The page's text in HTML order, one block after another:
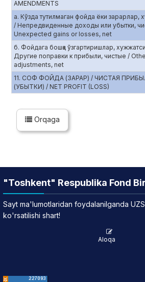
AMENDMENTS
а. Кўзда тутилмаган фойда ёки зарарлар,
/ Непредвиденные доходы или убытки,
Unexpected gains or losses, net
б. Фойдага бошқа ўзгартиришлар,
Другие поправки к прибыли, чистые /
adjustments, net
11. СОФ ФОЙДА (ЗАРАР) / ЧИСТАЯ
(УБЫТКИ) / NET PROFIT (LOSS)
Orqaga
"Toshkent" Respublika Fond
Sayt ma'lumotlaridan foydalanilganda
ko'rsatilishi shart!
Aloqa